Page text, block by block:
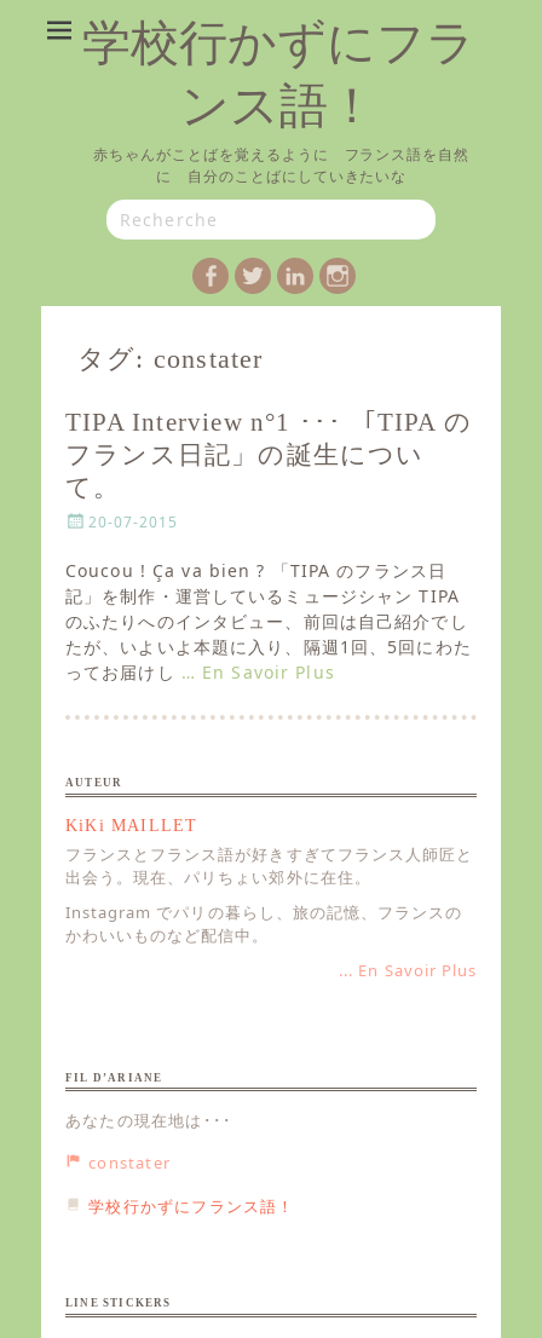
学校行かずにフラ
ンス語！
赤ちゃんがことばを覚えるように フランス語を自然
に 自分のことばにしていきたいな
Search
for:
Facebook
TwitterLinkedIn
Instagram
タグ: constater
TIPA Interview n°1 ･･･ 「TIPA の
フランス日記」の誕生につい
て。
P
s
t
e
d
o
n
20-07-2015
Coucou ! Ça va bien ? 「TIPA のフランス日
記」を制作・運営しているミュージシャン TIPA
のふたりへのインタビュー、前回は自己紹介でし
たが、いよいよ本題に入り、隔週1回、5回にわた
ってお届けし … En Savoir Plus
AUTEUR
KiKi MAILLET
フランスとフランス語が好きすぎてフランス人師匠と
出会う。現在、パリちょい郊外に在住。
Instagram でパリの暮らし、旅の記憶、フランスの
かわいいものなど配信中。
... En Savoir Plus
FIL D’ARIANE
あなたの現在地は･･･
constater
学校行かずにフランス語！
LINE STICKERS